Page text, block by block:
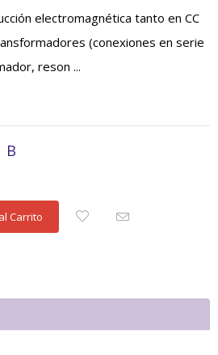
electromagnética tanto en CC
(conexiones en serie
reson ...
B
Carrito